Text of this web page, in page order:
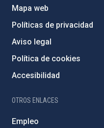
Mapa web
Políticas de privacidad
Aviso legal
Política de cookies
Accesibilidad
OTROS ENLACES
Empleo